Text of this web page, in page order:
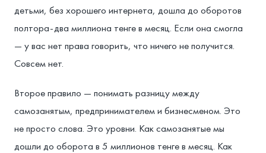
детьми, без хорошего интернета, дошла до оборотов
полтора-два миллиона тенге в месяц. Если она смогла
— у вас нет права говорить, что ничего не получится.
Совсем нет.
Второе правило — понимать разницу между
самозанятым, предпринимателем и бизнесменом. Это
не просто слова. Это уровни. Как самозанятые мы
дошли до оборота в 5 миллионов тенге в месяц. Как